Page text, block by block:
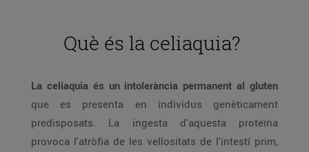
Què és la celiaquia?
La celiaquia és un intolerància permanent al gluten
que es presenta en individus genèticament
predisposats. La ingesta d'aquesta proteïna
provoca l'atròfia de les vellositats de l'intestí prim,